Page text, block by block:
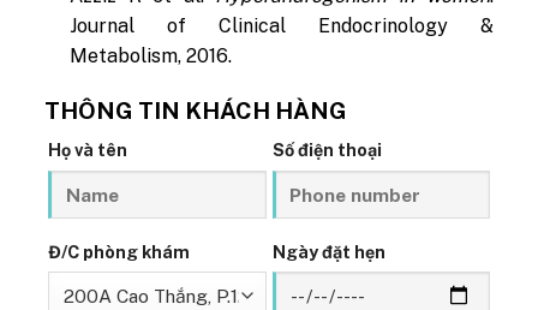
Journal of Clinical Endocrinology &
Metabolism, 2016.
THÔNG TIN KHÁCH HÀNG
Họ và tên Số điện thoại
Đ/C phòng khám Ngày đặt hẹn